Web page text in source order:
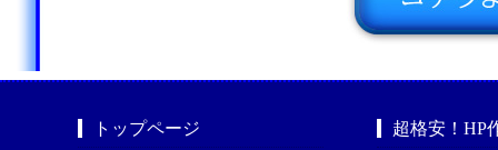
トップページ 超格安！HP